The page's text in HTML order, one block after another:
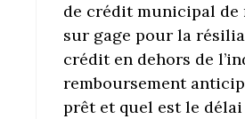
de crédit municipal de
sur gage pour la
crédit en dehors de
remboursement
prêt et quel est le